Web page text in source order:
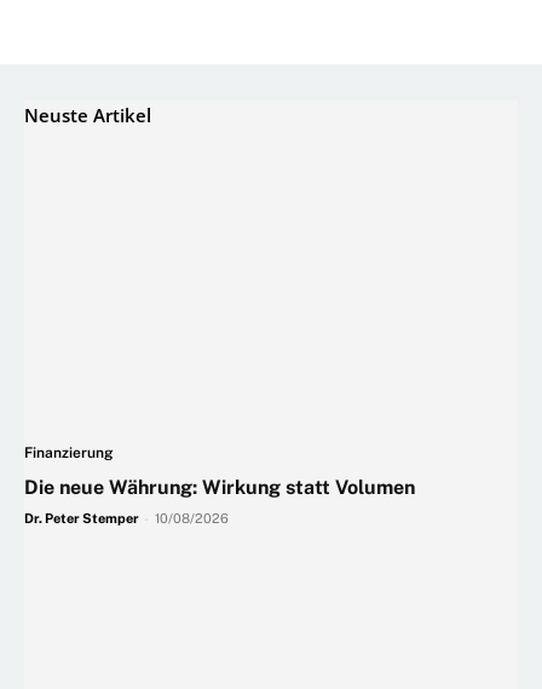
Neuste Artikel
Finanzierung
Die neue Währung: Wirkung statt Volumen
Dr. Peter Stemper 10/08/2026